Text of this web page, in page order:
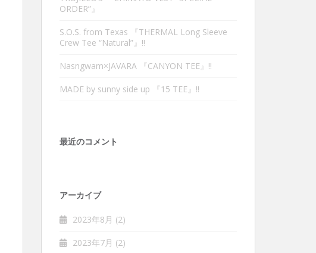
ORDER”』
S.O.S. from Texas 『THERMAL Long Sleeve
Crew Tee “Natural”』‼︎
Nasngwam×JAVARA 『CANYON TEE』‼︎
MADE by sunny side up 『15 TEE』‼︎
最近のコメント
アーカイブ
2023年8月 (2)
2023年7月 (2)